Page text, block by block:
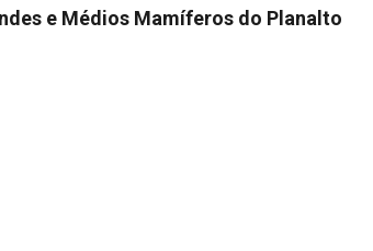
e Médios Mamíferos do Planalto